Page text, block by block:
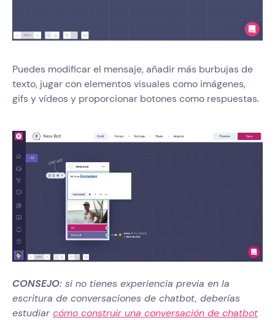
Puedes modificar el mensaje, añadir más burbujas de
texto, jugar con elementos visuales como imágenes,
gifs y vídeos y proporcionar botones como respuestas.
CONSEJO: si no tienes experiencia previa en la
escritura de conversaciones de chatbot, deberías
estudiar cómo construir una conversación de chatbot